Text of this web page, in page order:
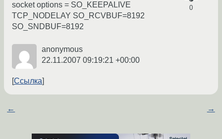
0
socket options = SO_KEEPALIVE
TCP_NODELAY SO_RCVBUF=8192
SO_SNDBUF=8192
anonymous
22.11.2007 09:19:21 +00:00
Ссылка
← →